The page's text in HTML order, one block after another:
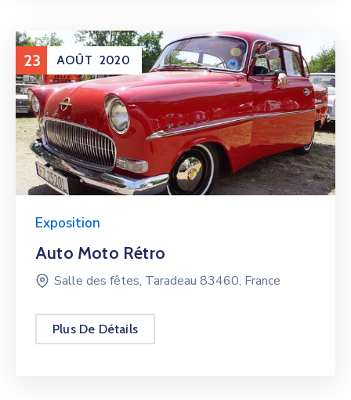
23 AOÛT 2020
Exposition
Auto Moto Rétro
Salle des fêtes, Taradeau 83460, France
Plus De Détails